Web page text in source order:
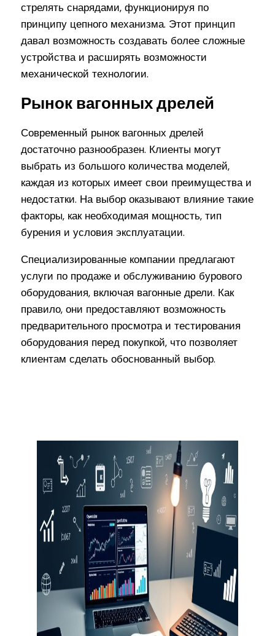
стрелять снарядами, функционируя по
принципу цепного механизма. Этот принцип
давал возможность создавать более сложные
устройства и расширять возможности
механической технологии.
Рынок вагонных дрелей
Современный рынок вагонных дрелей
достаточно разнообразен. Клиенты могут
выбрать из большого количества моделей,
каждая из которых имеет свои преимущества и
недостатки. На выбор оказывают влияние такие
факторы, как необходимая мощность, тип
бурения и условия эксплуатации.
Специализированные компании предлагают
услуги по продаже и обслуживанию бурового
оборудования, включая вагонные дрели. Как
правило, они предоставляют возможность
предварительного просмотра и тестирования
оборудования перед покупкой, что позволяет
клиентам сделать обоснованный выбор.